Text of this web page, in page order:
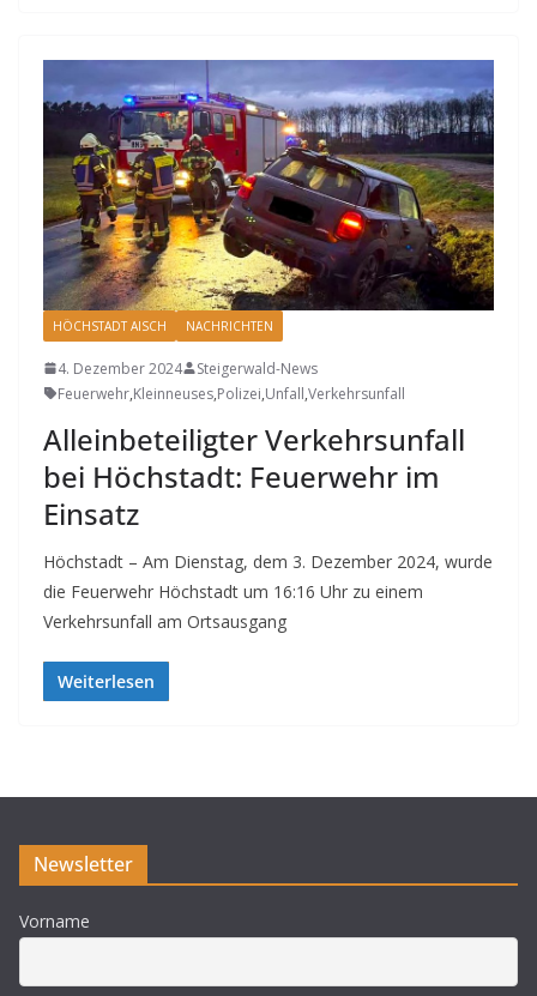
HÖCHSTADT AISCH NACHRICHTEN
4. Dezember 2024
Steigerwald-News
Feuerwehr,Kleinneuses,Polizei,Unfall,Verkehrsunfall
Alleinbeteiligter Verkehrsunfall
bei Höchstadt: Feuerwehr im
Einsatz
Höchstadt – Am Dienstag, dem 3. Dezember 2024, wurde
die Feuerwehr Höchstadt um 16:16 Uhr zu einem
Verkehrsunfall am Ortsausgang
Weiterlesen
Newsletter
Vorname